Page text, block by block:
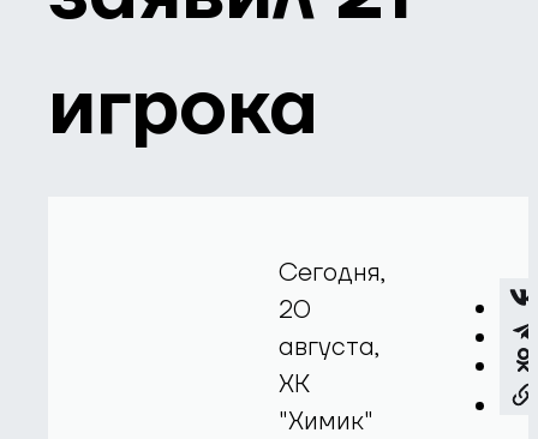
игрока
Сегодня,
20
августа,
ХК
"Химик"